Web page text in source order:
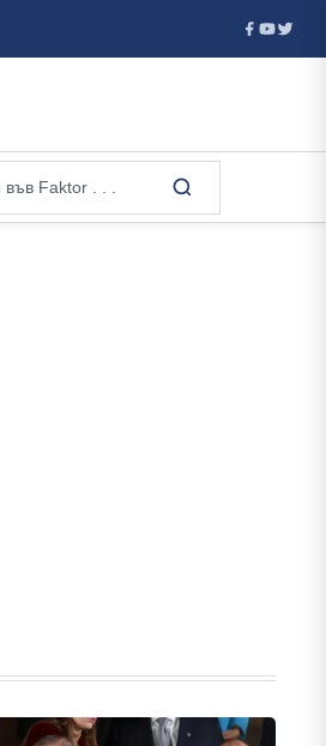
Активираха отново Каракачанов –